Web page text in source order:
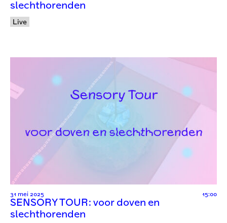
slechthorenden
Live
31 mei 2025 15:00
SENSORY TOUR: voor doven en
slechthorenden